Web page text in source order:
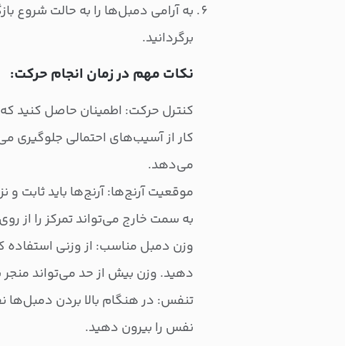
به آرامی دمبل‌ها را به حالت شروع
برگردانید.
نکات مهم در زمان انجام حرکت:
کنترل حرکت: اطمینان حاصل کنید
کار از آسیب‌های احتمالی جلوگیری
می‌دهد.
موقعیت آرنج‌ها: آرنج‌ها باید ثابت
به سمت خارج می‌تواند تمرکز را از
وزن دمبل مناسب: از وزنی استفاده
دهید. وزن بیش از حد می‌تواند
تنفس: در هنگام بالا بردن
نفس را بیرون دهید.